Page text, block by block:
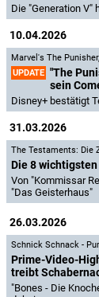
Die "Generation
10.04.2026
Marvel's The Punisher,
UPDATE "The
sein
Disney+ bestätigt
31.03.2026
The Testaments: Die
Die 8 wichtigsten
Von "Kommissar
"Das Geisterhaus"
26.03.2026
Schnick Schnack -
Prime-Video-
treibt
"Bones - Die